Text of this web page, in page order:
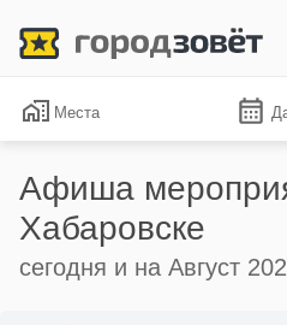
Места
Афиша
Хабаровске
сегодня и на Август